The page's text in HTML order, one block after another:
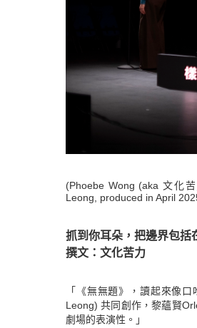
(Phoebe Wong (aka 文化
Leong, produced in April
抓到你耳朵，把邊界包括
撰文：文化苦力
「《無無題》，讀起來像
Leong) 共同創作，黎蘊賢
劇場的表演性。」